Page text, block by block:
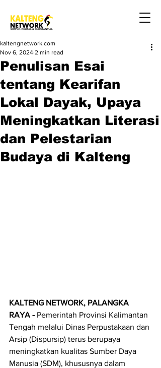
Penulisan Esai
tentang Kearifan
Lokal Dayak, Upaya
Meningkatkan Literasi
dan Pelestarian
Budaya di Kalteng
kaltengnetwork.com
Nov 6, 2024 2 min read
KALTENG NETWORK, PALANGKA
RAYA - Pemerintah Provinsi Kalimantan
Tengah melalui Dinas Perpustakaan dan
Arsip (Dispursip) terus berupaya
meningkatkan kualitas Sumber Daya
Manusia (SDM), khususnya dalam